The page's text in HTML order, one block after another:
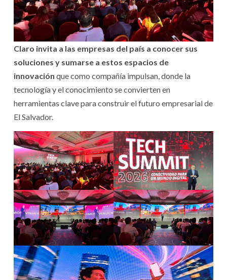
Claro invita a las empresas del país a conocer sus
soluciones y sumarse a estos espacios de
innovación que como compañía impulsan, donde la
tecnología y el conocimiento se convierten en
herramientas clave para construir el futuro empresarial de
El Salvador.